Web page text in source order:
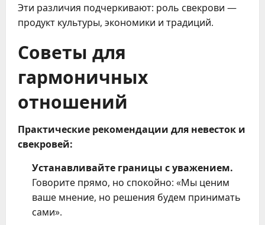
Эти различия подчеркивают: роль свекрови —
продукт культуры, экономики и традиций.
Советы для
гармоничных
отношений
Практические рекомендации для невесток и
свекровей:
Устанавливайте границы с уважением.
Говорите прямо, но спокойно: «Мы ценим
ваше мнение, но решения будем принимать
сами».